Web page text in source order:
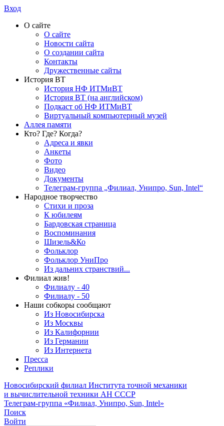
Вход
О сайте
О сайте
Новости сайта
О создании сайта
Контакты
Дружественные сайты
История ВТ
История НФ ИТМиВТ
История ВТ (на английском)
Подкаст об НФ ИТМиВТ
Виртуальный компьютерный музей
Аллея памяти
Кто? Где? Когда?
Адреса и явки
Анкеты
Фото
Видео
Документы
Телеграм-группа „Филиал, Унипро, Sun, Intel“
Народное творчество
Стихи и проза
К юбилеям
Бардовская страница
Воспоминания
Шизель&Ко
Фольклор
Фольклор УниПро
Из дальних странствий...
Филиал жив!
Филиалу - 40
Филиалу - 50
Наши собкоры сообщают
Из Новосибирска
Из Москвы
Из Калифорнии
Из Германии
Из Интернета
Пресса
Реплики
Новосибирский филиал Института точной механики
и вычислительной техники АН СССР
Телеграм-группа «Филиал, Унипро, Sun, Intel»
Поиск
Войти